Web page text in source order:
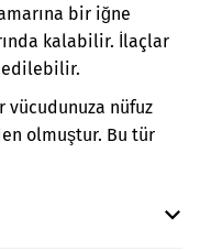
bir iğne
kalabilir. İlaçlar
edilebilir.
nüfuz
olmuştur. Bu tür